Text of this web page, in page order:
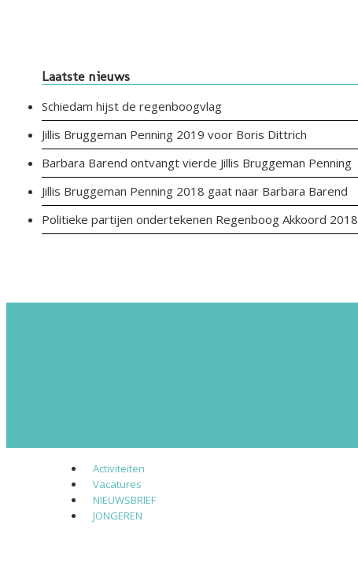
Laatste nieuws
Schiedam hijst de regenboogvlag
Jillis Bruggeman Penning 2019 voor Boris Dittrich
Barbara Barend ontvangt vierde Jillis Bruggeman Penning
Jillis Bruggeman Penning 2018 gaat naar Barbara Barend
Politieke partijen ondertekenen Regenboog Akkoord 2018
Activiteiten
Vacatures
NIEUWSBRIEF
JONGEREN